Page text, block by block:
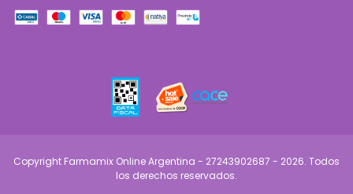
Copyright Farmamix Online Argentina - 27243902687 - 2026. Todos
los derechos reservados.